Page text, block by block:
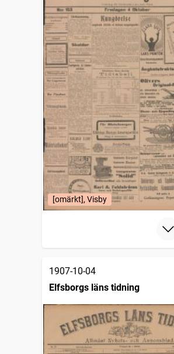
[omärkt], Visby
1907-10-04
Elfsborgs läns tidning